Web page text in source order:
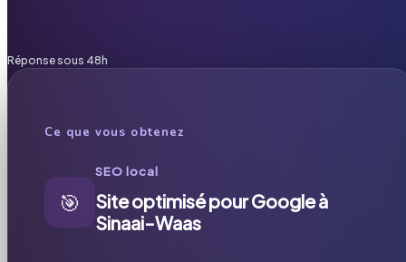
Réponse sous 48h
Ce que vous obtenez
🎯
SEO local
Site optimisé pour Google à
Sinaai-Waas